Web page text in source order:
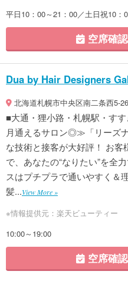
平日10：00～21：00／土日祝10：
空席確
Dua by Hair Designers
北海道札幌市中央区南二条西5-
■大通・狸小路・札幌駅・す
月通えるサロン◎≫「リーズ
な技術と接客が大好評！ お
で、あなたの“なりたい”を全
スはプチプラで通いやすく＆
髪...View More »
※情報提供元：楽天ビューティー
10:00～19:00
空席確